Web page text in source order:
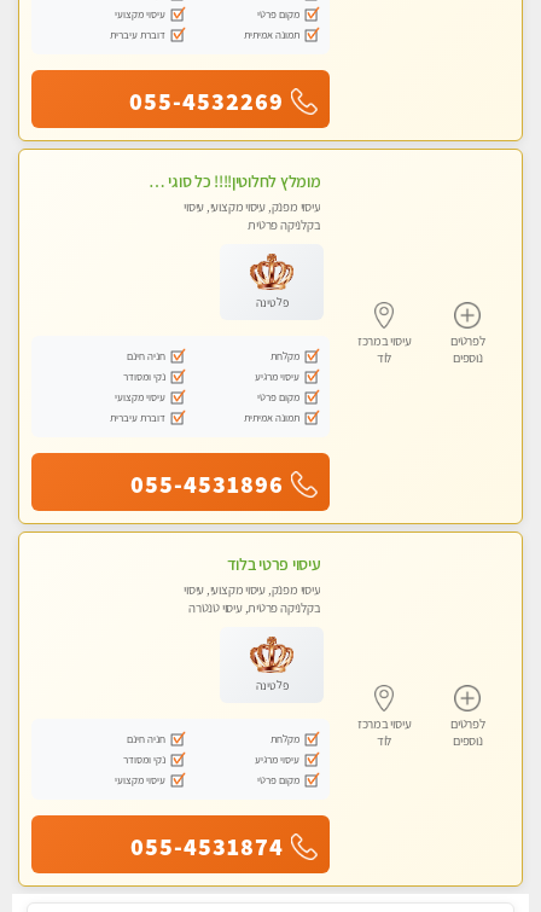
מקום פרטי
עיסוי מקצועי
תמונה אמיתית
דוברת עיברית
055-4532269
לפרטים
נוספים
עיסוי במרכז
לוד
מומלץ לחלוטין!!!! כל סוגי העיסויים מעסה מקצועית ואיכותית פרטי!!!
עיסוי מפנק, עיסוי מקצועי, עיסוי
בקלניקה פרטית
פלטינה
מקלחת
חניה חינם
עיסוי מרגיע
נקי ומסודר
מקום פרטי
עיסוי מקצועי
תמונה אמיתית
דוברת עיברית
055-4531896
לפרטים
נוספים
עיסוי במרכז
לוד
עיסוי פרטי בלוד
עיסוי מפנק, עיסוי מקצועי, עיסוי
בקלניקה פרטית, עיסוי טנטרה
פלטינה
מקלחת
חניה חינם
עיסוי מרגיע
נקי ומסודר
מקום פרטי
עיסוי מקצועי
055-4531874